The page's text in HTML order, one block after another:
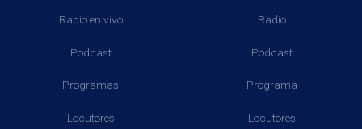
Radio en vivo
Podcast
Programas
Locutores
Radio
Podcast
Programa
Locutores